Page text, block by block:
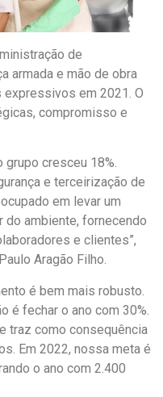
de
armada e mão de obra
expressivos em 2021. O
compromisso e
grupo cresceu 18%.
e terceirização de
em levar um
do ambiente, fornecendo
e clientes”,
Aragão Filho.
é bem mais robusto.
é fechar o ano com 30%.
traz como consequência
Em 2022, nossa meta é
o ano com 2.400